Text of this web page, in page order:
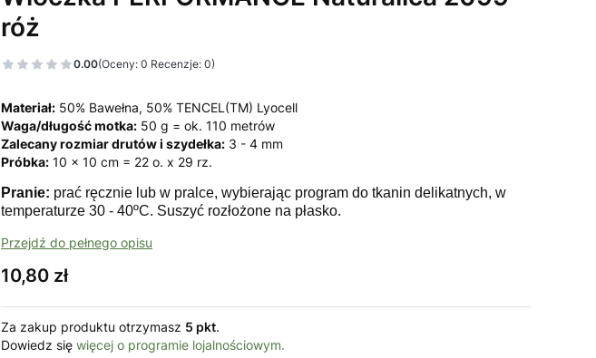
róż
0.00(Oceny: 0 Recenzje: 0)
Materiał: 50% Bawełna, 50% TENCEL(TM) Lyocell
Waga/długość motka: 50 g = ok. 110 metrów
Zalecany rozmiar drutów i szydełka: 3 - 4 mm
Próbka: 10 x 10 cm = 22 o. x 29 rz.
Pranie: prać ręcznie lub w pralce, wybierając program do tkanin delikatnych, w
temperaturze 30 - 40ºC. Suszyć rozłożone na płasko.
Przejdź do pełnego opisu
Cena
10,80 zł
Za zakup produktu otrzymasz 5 pkt.
Dowiedz się więcej o programie lojalnościowym.